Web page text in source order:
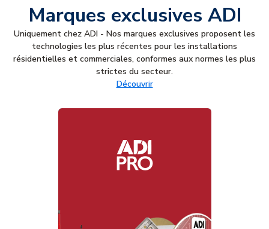
Marques exclusives ADI
Uniquement chez ADI - Nos marques exclusives proposent les
technologies les plus récentes pour les installations
résidentielles et commerciales, conformes aux normes les plus
strictes du secteur.
Découvrir